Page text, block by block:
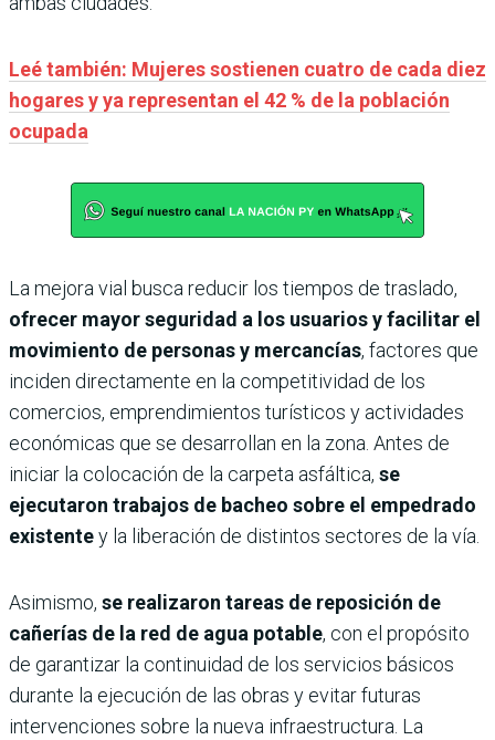
Leé también: Mujeres sostienen cuatro de cada diez
hogares y ya representan el 42 % de la población
ocupada
La mejora vial busca reducir los tiempos de traslado,
ofrecer mayor seguridad a los usuarios y facilitar el
movimiento de personas y mercancías, factores que
inciden directamente en la competitividad de los
comercios, emprendimientos turísticos y actividades
económicas que se desarrollan en la zona. Antes de
iniciar la colocación de la carpeta asfáltica, se
ejecutaron trabajos de bacheo sobre el empedrado
existentey la liberación de distintos sectores de la vía.
Asimismo, se realizaron tareas de reposición de
cañerías de la red de agua potable, con el propósito
de garantizar la continuidad de los servicios básicos
durante la ejecución de las obras y evitar futuras
intervenciones sobre la nueva infraestructura. La